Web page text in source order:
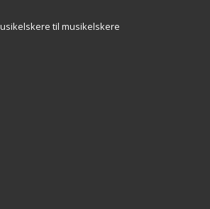
til musikelskere